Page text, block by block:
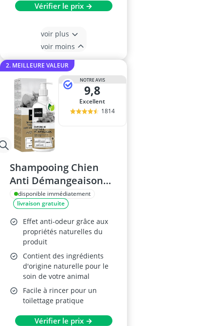
Vérifier le prix →
voir plus
voir moins
2. MEILLEURE VALEUR
NOTRE AVIS
9,8
Excellent
1814
Shampooing Chien
Anti Démangeaison
500ml, Aloe Vera &
Lavande
disponible immédiatement
livraison gratuite
Effet anti-odeur grâce aux
propriétés naturelles du
produit
Contient des ingrédients
d'origine naturelle pour le
soin de votre animal
Facile à rincer pour un
toilettage pratique
Vérifier le prix →